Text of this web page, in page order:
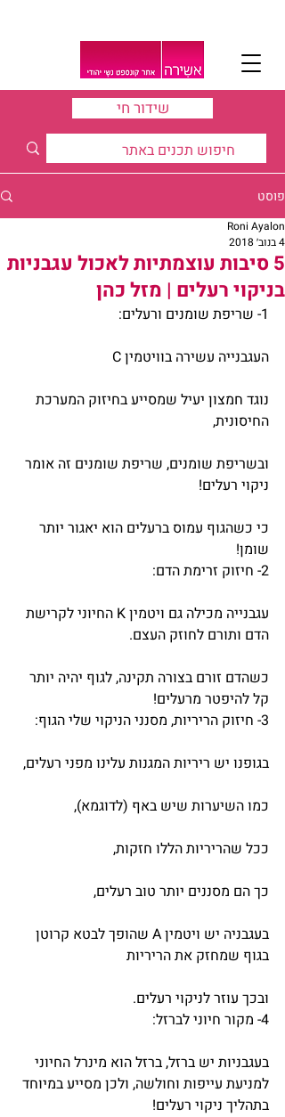
שידור חי
פוסט
5 סיבות עוצמתיות לאכול עגבניות
בניקוי רעלים | מזל כהן
Roni Ayalon
4 בנוב׳ 2018
1- שריפת שומנים ורעלים:
העגבנייה עשירה בוויטמין C
נוגד חמצון יעיל שמסייע בחיזוק המערכת
החיסונית,
ובשריפת שומנים, שריפת שומנים זה אומר
ניקוי רעלים!
כי כשהגוף עמוס ברעלים הוא יאגור יותר
שומן!
2- חיזוק זרימת הדם:
עגבנייה מכילה גם ויטמין K החיוני לקרישת
הדם ותורם לחוזק העצם.
כשהדם זורם בצורה תקינה, לגוף יהיה יותר
קל להיפטר מרעלים!
3- חיזוק הריריות, מסנני הניקוי שלי הגוף:
בגופנו יש ריריות המגנות עלינו מפני רעלים,
כמו השיערות שיש באף (לדוגמא),
ככל שהריריות הללו חזקות,
כך הם מסננים יותר טוב רעלים,
בעגבניה יש ויטמין A שהופך לבטא קרוטן
בגוף שמחזק את הריריות
ובכך עוזר לניקוי רעלים.
4- מקור חיוני לברזל:
בעגבניות יש ברזל, ברזל הוא מינרל החיוני
למניעת עייפות וחולשה, ולכן מסייע במיוחד
בתהליך ניקוי רעלים!